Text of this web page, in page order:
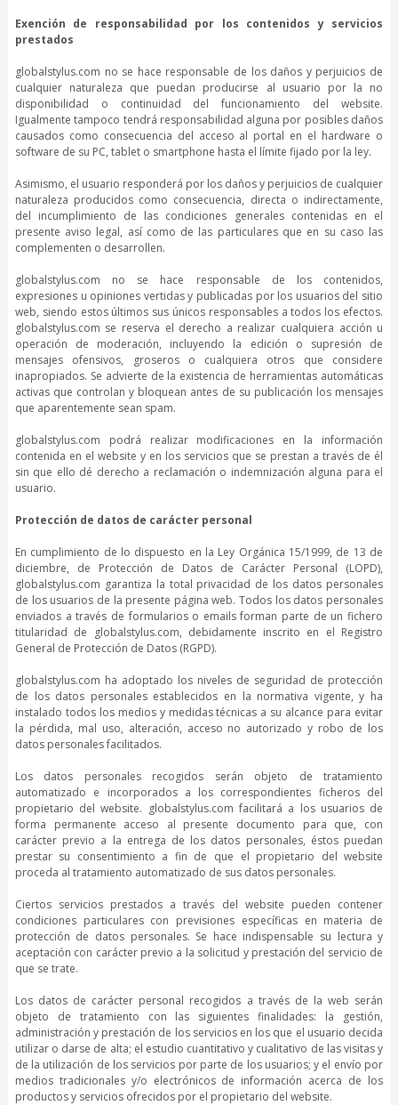
Exención de responsabilidad por los contenidos y servicios
prestados
globalstylus.com no se hace responsable de los daños y perjuicios de
cualquier naturaleza que puedan producirse al usuario por la no
disponibilidad o continuidad del funcionamiento del website.
Igualmente tampoco tendrá responsabilidad alguna por posibles daños
causados como consecuencia del acceso al portal en el hardware o
software de su PC, tablet o smartphone hasta el límite fijado por la ley.
Asimismo, el usuario responderá por los daños y perjuicios de cualquier
naturaleza producidos como consecuencia, directa o indirectamente,
del incumplimiento de las condiciones generales contenidas en el
presente aviso legal, así como de las particulares que en su caso las
complementen o desarrollen.
globalstylus.com no se hace responsable de los contenidos,
expresiones u opiniones vertidas y publicadas por los usuarios del sitio
web, siendo estos últimos sus únicos responsables a todos los efectos.
globalstylus.com se reserva el derecho a realizar cualquiera acción u
operación de moderación, incluyendo la edición o supresión de
mensajes ofensivos, groseros o cualquiera otros que considere
inapropiados. Se advierte de la existencia de herramientas automáticas
activas que controlan y bloquean antes de su publicación los mensajes
que aparentemente sean spam.
globalstylus.com podrá realizar modificaciones en la información
contenida en el website y en los servicios que se prestan a través de él
sin que ello dé derecho a reclamación o indemnización alguna para el
usuario.
Protección de datos de carácter personal
En cumplimiento de lo dispuesto en la Ley Orgánica 15/1999, de 13 de
diciembre, de Protección de Datos de Carácter Personal (LOPD),
globalstylus.com garantiza la total privacidad de los datos personales
de los usuarios de la presente página web. Todos los datos personales
enviados a través de formularios o emails forman parte de un fichero
titularidad de globalstylus.com, debidamente inscrito en el Registro
General de Protección de Datos (RGPD).
globalstylus.com ha adoptado los niveles de seguridad de protección
de los datos personales establecidos en la normativa vigente, y ha
instalado todos los medios y medidas técnicas a su alcance para evitar
la pérdida, mal uso, alteración, acceso no autorizado y robo de los
datos personales facilitados.
Los datos personales recogidos serán objeto de tratamiento
automatizado e incorporados a los correspondientes ficheros del
propietario del website. globalstylus.com facilitará a los usuarios de
forma permanente acceso al presente documento para que, con
carácter previo a la entrega de los datos personales, éstos puedan
prestar su consentimiento a fin de que el propietario del website
proceda al tratamiento automatizado de sus datos personales.
Ciertos servicios prestados a través del website pueden contener
condiciones particulares con previsiones específicas en materia de
protección de datos personales. Se hace indispensable su lectura y
aceptación con carácter previo a la solicitud y prestación del servicio de
que se trate.
Los datos de carácter personal recogidos a través de la web serán
objeto de tratamiento con las siguientes finalidades: la gestión,
administración y prestación de los servicios en los que el usuario decida
utilizar o darse de alta; el estudio cuantitativo y cualitativo de las visitas y
de la utilización de los servicios por parte de los usuarios; y el envío por
medios tradicionales y/o electrónicos de información acerca de los
productos y servicios ofrecidos por el propietario del website.